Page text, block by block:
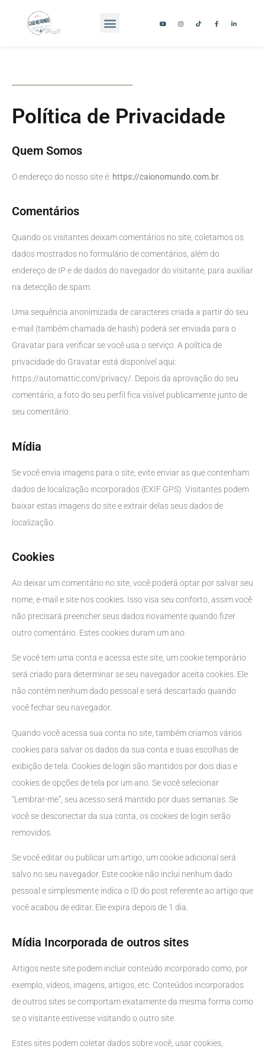
Política de Privacidade
Quem Somos
O endereço do nosso site é: https://caionomundo.com.br
Comentários
Quando os visitantes deixam comentários no site, coletamos os
dados mostrados no formulário de comentários, além do
endereço de IP e de dados do navegador do visitante, para auxiliar
na detecção de spam.
Uma sequência anonimizada de caracteres criada a partir do seu
e-mail (também chamada de hash) poderá ser enviada para o
Gravatar para verificar se você usa o serviço. A política de
privacidade do Gravatar está disponível aqui:
https://automattic.com/privacy/. Depois da aprovação do seu
comentário, a foto do seu perfil fica visível publicamente junto de
seu comentário.
Mídia
Se você envia imagens para o site, evite enviar as que contenham
dados de localização incorporados (EXIF GPS). Visitantes podem
baixar estas imagens do site e extrair delas seus dados de
localização.
Cookies
Ao deixar um comentário no site, você poderá optar por salvar seu
nome, e-mail e site nos cookies. Isso visa seu conforto, assim você
não precisará preencher seus dados novamente quando fizer
outro comentário. Estes cookies duram um ano.
Se você tem uma conta e acessa este site, um cookie temporário
será criado para determinar se seu navegador aceita cookies. Ele
não contém nenhum dado pessoal e será descartado quando
você fechar seu navegador.
Quando você acessa sua conta no site, também criamos vários
cookies para salvar os dados da sua conta e suas escolhas de
exibição de tela. Cookies de login são mantidos por dois dias e
cookies de opções de tela por um ano. Se você selecionar
“Lembrar-me”, seu acesso será mantido por duas semanas. Se
você se desconectar da sua conta, os cookies de login serão
removidos.
Se você editar ou publicar um artigo, um cookie adicional será
salvo no seu navegador. Este cookie não inclui nenhum dado
pessoal e simplesmente indica o ID do post referente ao artigo que
você acabou de editar. Ele expira depois de 1 dia.
Mídia Incorporada de outros sites
Artigos neste site podem incluir conteúdo incorporado como, por
exemplo, vídeos, imagens, artigos, etc. Conteúdos incorporados
de outros sites se comportam exatamente da mesma forma como
se o visitante estivesse visitando o outro site.
Estes sites podem coletar dados sobre você, usar cookies,